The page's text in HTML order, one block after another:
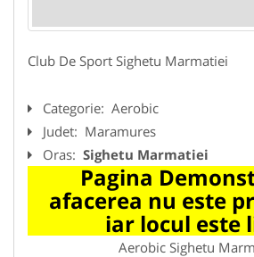
Club De Sport Sighetu Marmatiei
Categorie: Aerobic
Judet: Maramures
Oras: Sighetu Marmatiei
Pagina
afacerea nu este
iar locul este
Aerobic Sighetu